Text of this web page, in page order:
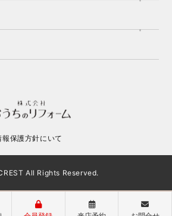
報保護方針にいて
All Rights Reserved.